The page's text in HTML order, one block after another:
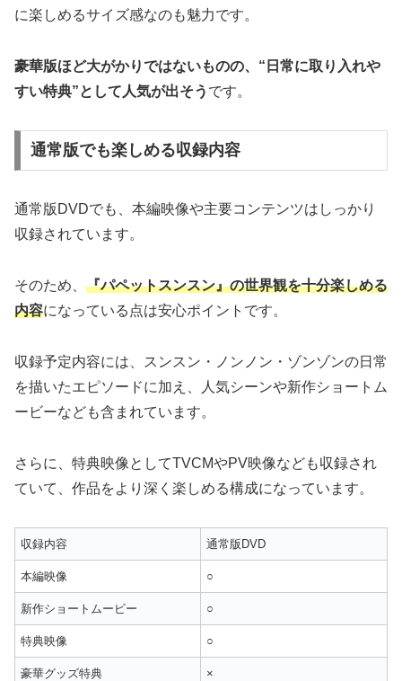
に楽しめるサイズ感なのも魅力です。
豪華版ほど大がかりではないものの、“日常に取り入れや
すい特典”として人気が出そう です。
通常版でも楽しめる収録内容
通常版DVDでも、本編映像や主要コンテンツはしっかり
収録されています。
そのため、 『パペットスンスン』の世界観を十分楽しめる
内容になっている点は安心ポイントです。
収録予定内容には、スンスン・ノンノン・ゾンゾンの日常
を描いたエピソードに加え、人気シーンや新作ショートム
ービーなども含まれています。
さらに、特典映像としてTVCMやPV映像なども収録され
ていて、作品をより深く楽しめる構成になっています。
収録内容 通常版DVD
本編映像 ○
新作ショートムービー ○
特典映像 ○
豪華グッズ特典 ×